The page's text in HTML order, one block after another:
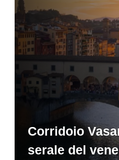
Corridoio
serale del